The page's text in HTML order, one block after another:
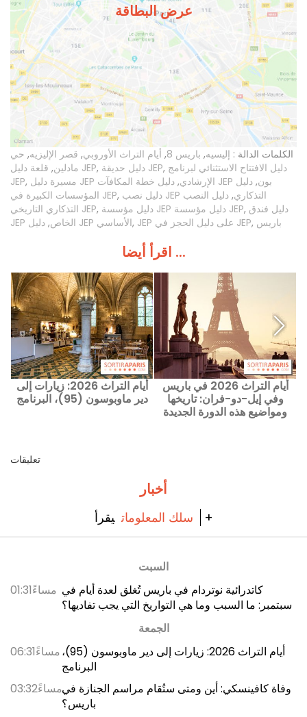
عرض البطاقة
الكلمات الدالة : إليسيه, باريس 8 , أيام التراث الأوروبي, قصر الإليزيه, حي
مادلين, قلعة دليل JEP, دليل حديقة JEP, دليل الافتتاح الاستثنائي لبرنامج
JEP, مسيرة دليل JEP الإرشادي, دليل خطة المكافآت JEP بون, دليل
المؤسسات الكبيرة في JEP, دليل نصب JEP التذكاري, دليل النصب
التذكاري التاريخي JEP, دليل مؤسسة JEP دليل مؤسسة JEP, دليل فندق
JEP الخاص, دليل JEP الأساسي, JEP على دليل الحجز في JEP, باريس
اقرأ أيضا ...
أيام التراث 2026: زيارات إلى
دير ماوبوسون (95)، البرنامج
أيام التراث 2026 في باريس
وفي إيل-دو-فران: تاريخها
ومواضيع هذه الدورة الجديدة
تعليقات
أخبار
سلك المعلومات يقرأ +
السبت
01:31مساءً كاتدرائية نوتردام في باريس تُغلق لعدة أيام في
سبتمبر: ما السبب وما هي التواريخ التي يجب تفاديها؟
الجمعة
06:31مساءًأيام التراث 2026: زيارات إلى دير ماوبوسون (95)،
البرنامج
03:32مساءًوفاة كافينسكي: أين ومتى ستُقام مراسم الجنازة في
باريس؟